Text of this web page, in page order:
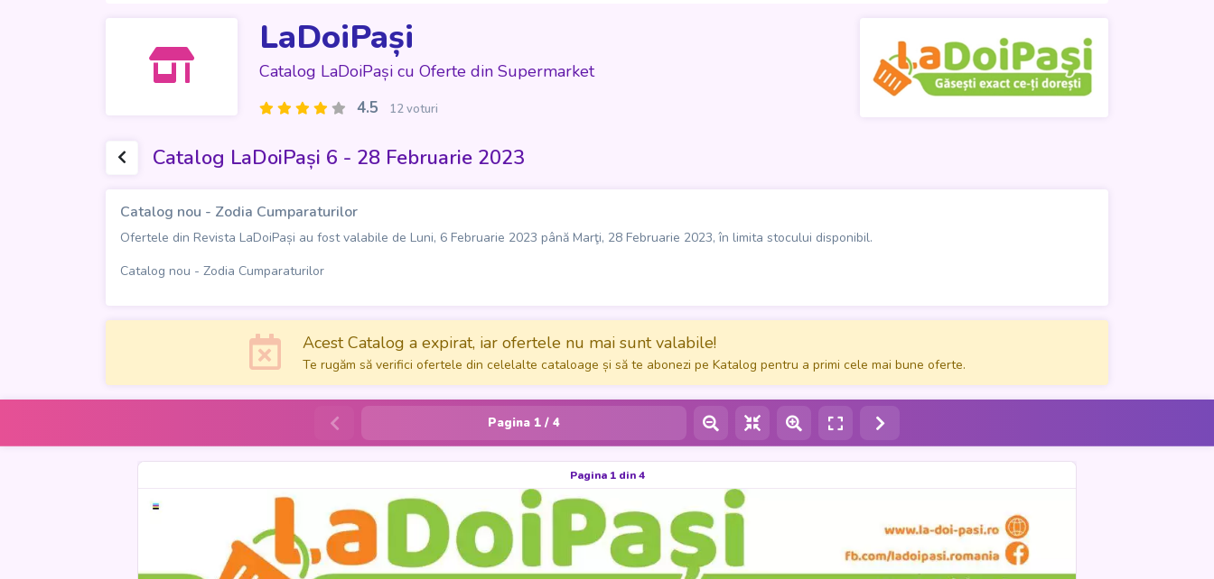
LaDoiPași
Catalog LaDoiPași cu Oferte din Supermarket
4.5 12 voturi
Catalog LaDoiPași 6 - 28 Februarie 2023
Catalog nou - Zodia Cumparaturilor
Ofertele din Revista LaDoiPași au fost valabile de Luni, 6 Februarie 2023 până Marţi, 28 Februarie 2023, în limita stocului disponibil.
Catalog nou - Zodia Cumparaturilor
Acest Catalog a expirat, iar ofertele nu mai sunt valabile!
Te rugăm să verifici ofertele din celelalte cataloage și să te abonezi pe Katalog pentru a primi cele mai bune oferte.
Pagina 1 / 4
Pagina 1 din 4